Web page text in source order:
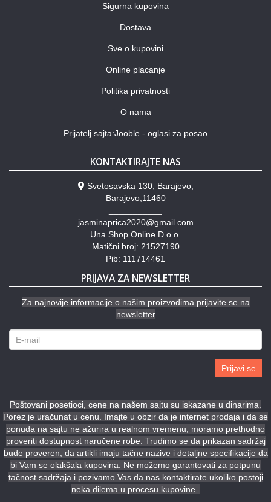
Sigurna kupovina
Dostava
Sve o kupovini
Online placanje
Politika privatnosti
O nama
Prijatelj sajta:Jooble - oglasi za posao
KONTAKTIRAJTE NAS
Svetosavska 130, Barajevo,
Barajevo,11460
jasminaprica2020@gmail.com
Una Shop Online D.o.o.
Matični broj: 21527190
Pib: 111714461
PRIJAVA ZA NEWSLETTER
Za najnovije informacije o našim proizvodima prijavite se na
newsletter
Prijavi se
Poštovani posetioci, cene na našem sajtu su iskazane u dinarima.
Porez je uračunat u cenu. Imajte u obzir da je internet prodaja i da se
ponuda na sajtu ne ažurira u realnom vremenu, moramo prethodno
proveriti dostupnost naručene robe. Trudimo se da prikazan sadržaj
bude proveren, da artikli imaju tačne nazive i detaljne specifikacije da
bi Vam se olakšala kupovina. Ne možemo garantovati za potpunu
tačnost sadržaja i pozivamo Vas da nas kontaktirate ukoliko postoji
neka dilema u procesu kupovine.